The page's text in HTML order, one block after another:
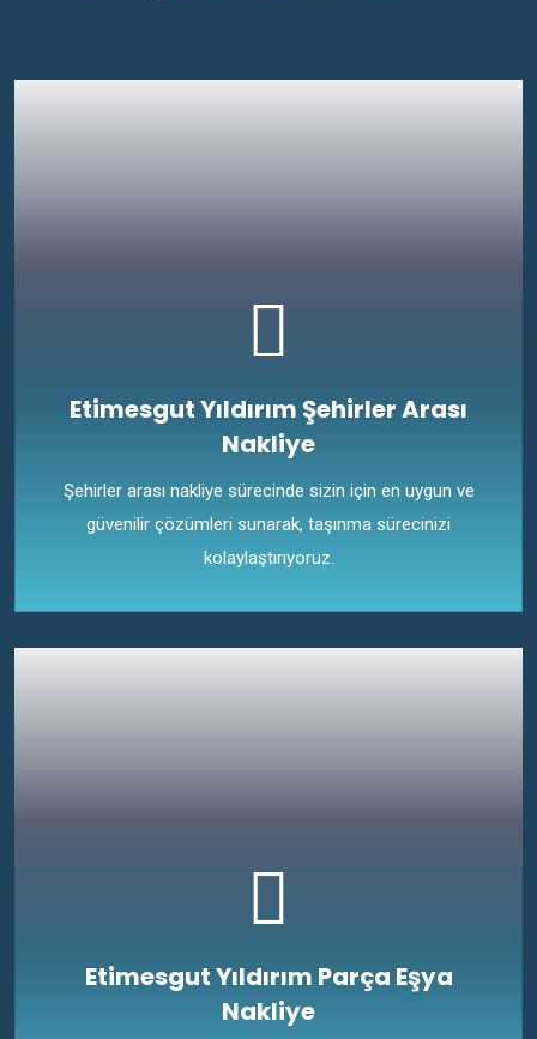
Etimesgut Yıldırım Şehirler Arası
Nakliye
Şehirler arası nakliye sürecinde sizin için en uygun ve
güvenilir çözümleri sunarak, taşınma sürecinizi
kolaylaştırıyoruz.
Etimesgut Yıldırım Parça Eşya
Nakliye